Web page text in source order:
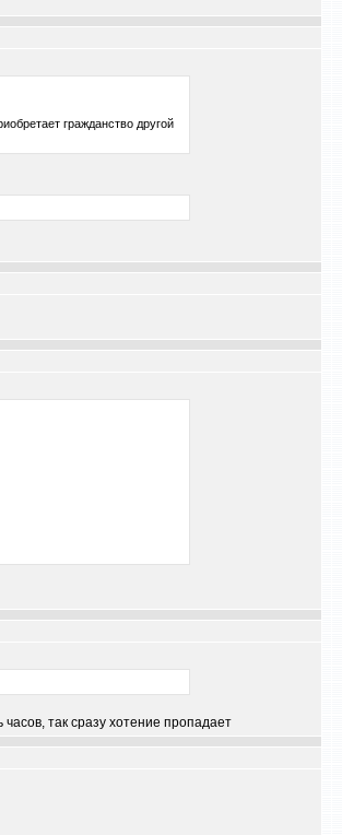
гражданство другой
так сразу хотение пропадает